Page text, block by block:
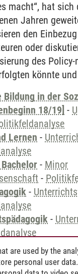
macht“, hat sich
Jahren
den
oder
des
könnte
Bildung in der
18/19] -
Lernen -
- Minor
-
-
-
are used by the
personal user